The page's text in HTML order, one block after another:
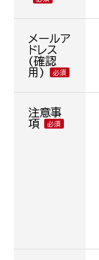
メールア
ドレス
(確認
用)
注意事
項